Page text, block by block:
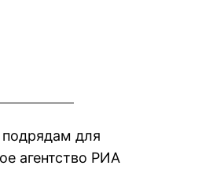
для
агентство РИА